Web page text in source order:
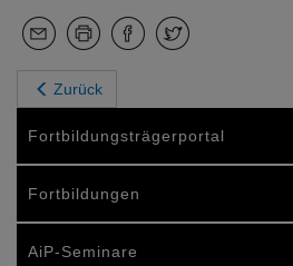
Zurück
Fortbildungsträgerportal
Fortbildungen
AiP-Seminare